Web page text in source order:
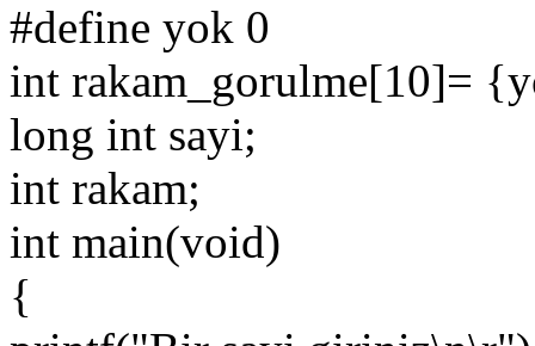
#define yok 0
int rakam_gorulme[10]=
long int sayi;
int rakam;
int main(void)
{